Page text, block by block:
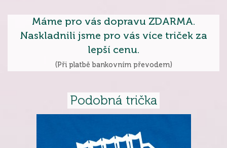
Máme pro vás dopravu ZDARMA.
Naskladnili jsme pro vás více triček za
lepší cenu.
(Při platbě bankovním převodem)
Podobná trička